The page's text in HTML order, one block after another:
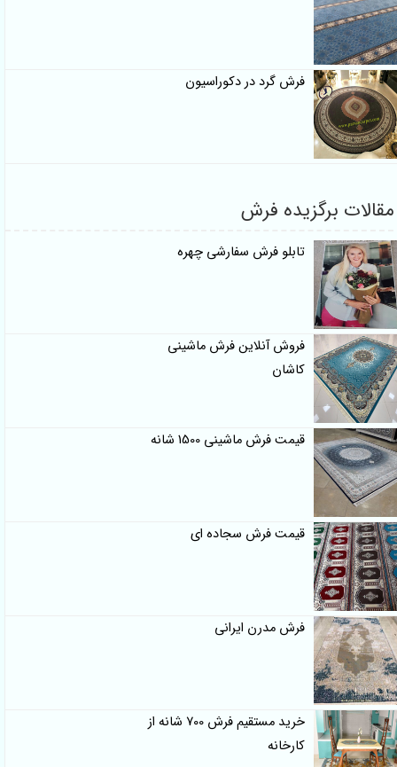
فرش گرد در دکوراسیون
مقالات برگزیده فرش
تابلو فرش سفارشی چهره
فروش آنلاین فرش ماشینی
کاشان
قیمت فرش ماشینی 1500 شانه
قیمت فرش سجاده ای
فرش مدرن ایرانی
خرید مستقیم فرش 700 شانه از
کارخانه